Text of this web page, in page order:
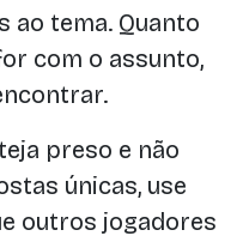
ao tema. Quanto
com o assunto,
preso e não
únicas, use
outros jogadores